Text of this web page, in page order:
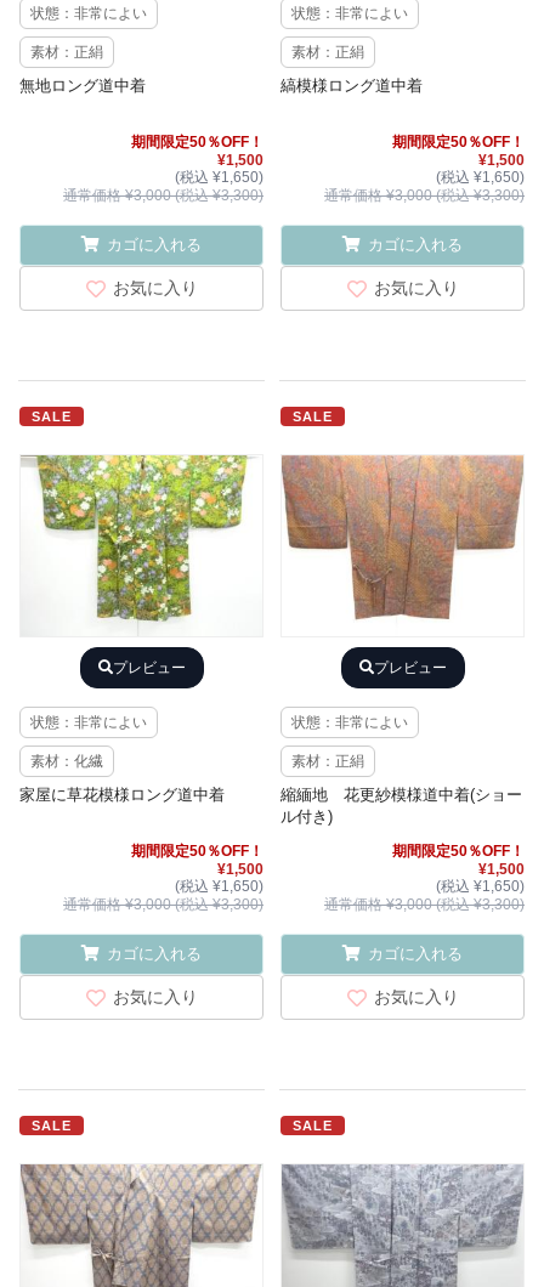
状態：非常によい
素材：正絹
無地ロング道中着
期間限定50％OFF！
¥1,500
(税込 ¥1,650)
通常価格 ¥3,000 (税込 ¥3,300)
カゴに入れる
お気に入り
状態：非常によい
素材：正絹
縞模様ロング道中着
期間限定50％OFF！
¥1,500
(税込 ¥1,650)
通常価格 ¥3,000 (税込 ¥3,300)
カゴに入れる
お気に入り
SALE
プレビュー
状態：非常によい
素材：化繊
家屋に草花模様ロング道中着
期間限定50％OFF！
¥1,500
(税込 ¥1,650)
通常価格 ¥3,000 (税込 ¥3,300)
カゴに入れる
お気に入り
SALE
プレビュー
状態：非常によい
素材：正絹
縮緬地 花更紗模様道中着(ショー
ル付き)
期間限定50％OFF！
¥1,500
(税込 ¥1,650)
通常価格 ¥3,000 (税込 ¥3,300)
カゴに入れる
お気に入り
SALE SALE